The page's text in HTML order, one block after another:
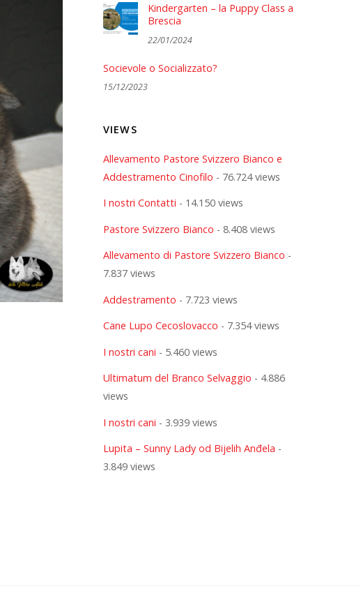
Kindergarten – la Puppy Class a
Brescia
22/01/2024
Socievole o Socializzato?
15/12/2023
VIEWS
Allevamento Pastore Svizzero Bianco e
Addestramento Cinofilo - 76.724 views
I nostri Contatti - 14.150 views
Pastore Svizzero Bianco - 8.408 views
Allevamento di Pastore Svizzero Bianco -
7.837 views
Addestramento - 7.723 views
Cane Lupo Cecoslovacco - 7.354 views
I nostri cani - 5.460 views
Ultimatum del Branco Selvaggio - 4.886
views
I nostri cani - 3.939 views
Lupita – Sunny Lady od Bijelih Anđela -
3.849 views